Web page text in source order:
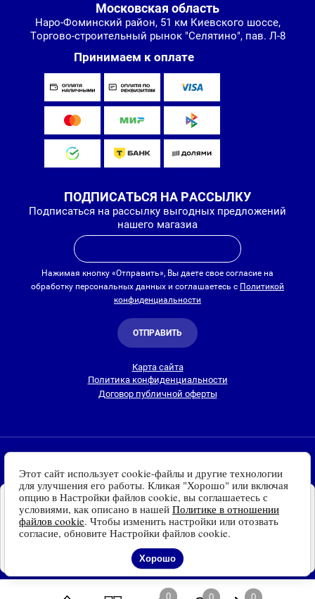
Установите наш сайт на
Ваше устройство
Доступно для устройств
на платформе Android
Установить
Московская область
Наро-Фоминский район, 51 км Киевского шоссе,
Торгово-строительный рынок "Селятино", пав. Л-8
Принимаем к оплате
ПОДПИСАТЬСЯ НА РАССЫЛКУ
Подписаться на рассылку выгодных предложений
нашего магазиа
Нажимая кнопку «Отправить», Вы даете свое согласие на
обработку персональных данных и соглашаетесь с Политикой
конфиденциальности
ОТПРАВИТЬ
Карта сайта
Политика конфиденциальности
Договор публичной оферты
Люстры, светильники и другие приборы освещения для
дома и улицы с доставкойпо всей России. Все права
защищены.
Информация о технических характеристиках, стране изготовления, внешнем
виде и цвете товаровносит справочный
и основывается на последних доступных к моменту публикации
сведениях
0
Этот сайт использует cookie-файлы и другие технологии
для улучшения его работы. Кликая "Хорошо" или включая
опцию в Настройки файлов cookie, вы соглашаетесь с
условиями, как описано в нашей Политике в отношении
файлов cookie. Чтобы изменить настройки или отозвать
согласие, обновите Настройки файлов cookie.
Хорошо